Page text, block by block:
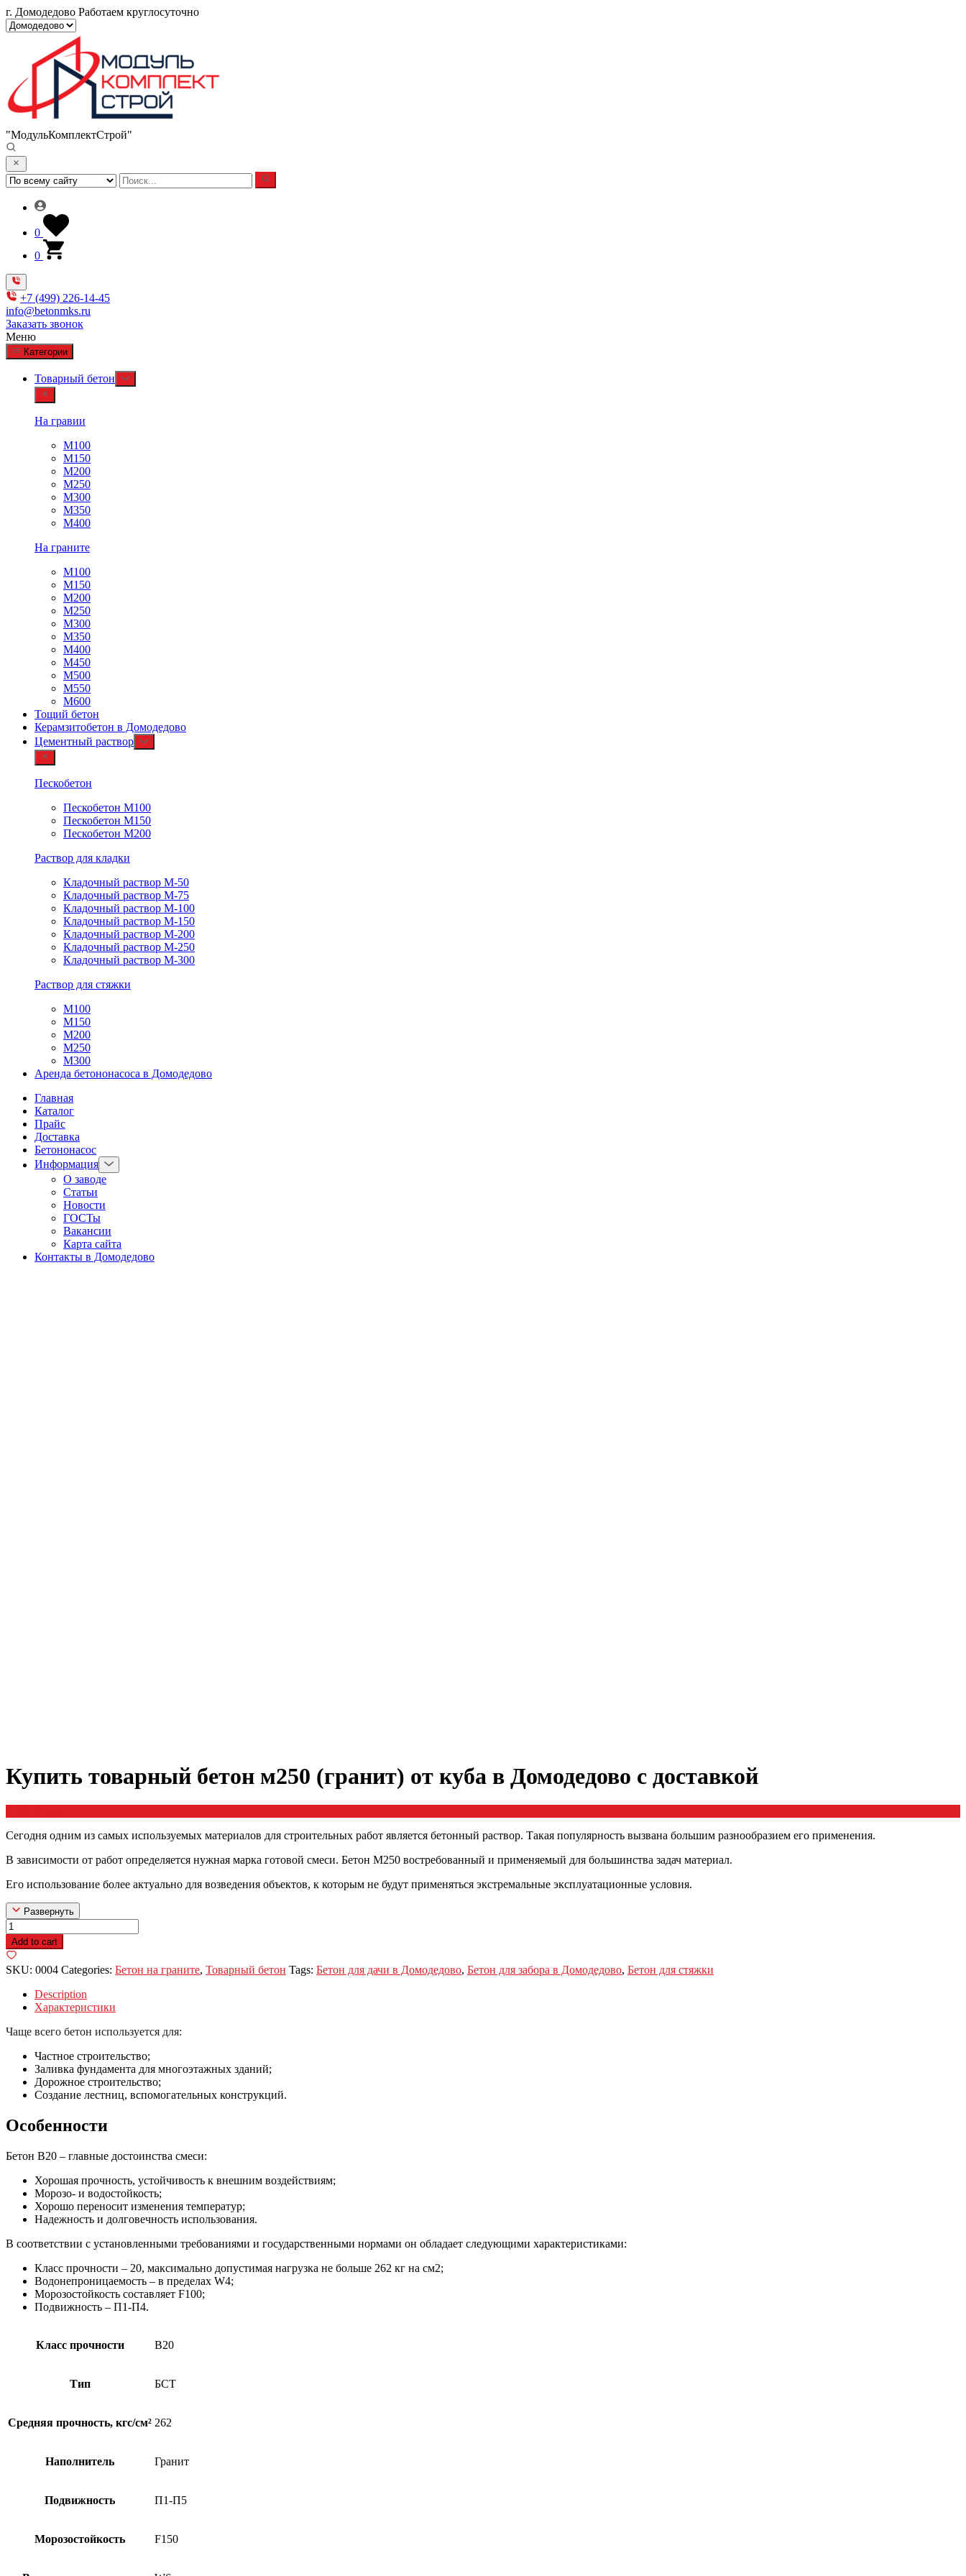
г. Домодедово Работаем круглосуточно
"МодульКомплектСтрой"
0
0
+7 (499) 226-14-45
info@betonmks.ru
Заказать звонок
Меню
Категории
Товарный бетон
На гравии
М100
М150
М200
М250
М300
М350
М400
На граните
М100
М150
М200
М250
М300
М350
М400
М450
М500
М550
М600
Тощий бетон
Керамзитобетон в Домодедово
Цементный раствор
Пескобетон
Пескобетон М100
Пескобетон М150
Пескобетон М200
Раствор для кладки
Кладочный раствор М-50
Кладочный раствор М-75
Кладочный раствор М-100
Кладочный раствор М-150
Кладочный раствор М-200
Кладочный раствор М-250
Кладочный раствор М-300
Раствор для стяжки
М100
М150
М200
М250
М300
Аренда бетононасоса в Домодедово
Главная
Каталог
Прайс
Доставка
Бетононасос
Информация
О заводе
Статьи
Новости
ГОСТы
Вакансии
Карта сайта
Контакты в Домодедово
Купить товарный бетон м250 (гранит) от куба в Домодедово с доставкой
Сегодня одним из самых используемых материалов для строительных работ является бетонный раствор. Такая популярность вызвана большим разнообразием его применения.
В зависимости от работ определяется нужная марка готовой смеси. Бетон М250 востребованный и применяемый для большинства задач материал.
Его использование более актуально для возведения объектов, к которым не будут применяться экстремальные эксплуатационные условия.
Развернуть
Товарный
бетон
М250
(гранит)
quantity
Add to cart
SKU: 0004 Categories: Бетон на граните, Товарный бетон Tags: Бетон для дачи в Домодедово, Бетон для забора в Домодедово, Бетон для стяжки
Description
Характеристики
Чаще всего бетон используется для:
Частное строительство;
Заливка фундамента для многоэтажных зданий;
Дорожное строительство;
Создание лестниц, вспомогательных конструкций.
Особенности
Бетон В20 – главные достоинства смеси:
Хорошая прочность, устойчивость к внешним воздействиям;
Морозо- и водостойкость;
Хорошо переносит изменения температур;
Надежность и долговечность использования.
В соответствии с установленными требованиями и государственными нормами он обладает следующими характеристиками:
Класс прочности – 20, максимально допустимая нагрузка не больше 262 кг на см2;
Водонепроницаемость – в пределах W4;
Морозостойкость составляет F100;
Подвижность – П1-П4.
Класс прочности B20
Тип БСТ
Средняя прочность, кгс/см² 262
Наполнитель Гранит
Подвижность П1-П5
Морозостойкость F150